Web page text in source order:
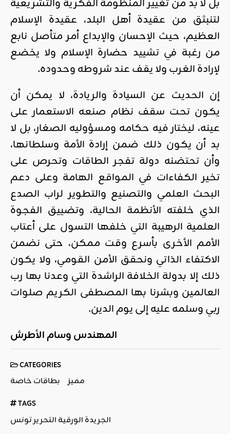
بل لا بد من تغيير المنظومة الفكرية والتشريعية
لتنبثق من عقيدة أهل البلد، عقيدة الإسلام
العظيم، حيث الإحسان والإبداع أمر متأصل نابع
من رغبة في تشييد حضارة الإسلام ولا يخضع
لإرادة الغرب ولا يقف عند شروطه وحدوده.
إن الحديث عن السيادة والريادة، لا يمكن أن
يكون تحت سقف نظام صنعه الاستعمار على
عينه، ليختار فيه حكامه ومسؤوليه الصغار، بل لا
بد أن يكون ذلك ضمن إرادة الأمة وسلطانها،
وأن تحتضنه دولة تفجر الطاقات وتحرص على
تخير الكفاءات في المواقع الهامة وعلى دعم
البحث العلمي والتصنيع والتطوير لراب الصدع
الذي خلفته الأنظمة الحالية، وتضييق الفجوة
العلمية الرهيبة التي خلفها التسول على أعتاب
الأمم الأخرى بأسرع وقت ممكن، حتى نضمن
الاكتفاء الذاتي ونحقق الأمن القومي، ولا يكون
ذلك إلا بدولة الخلافة الراشدة التي وعدنا بها رب
العالمين وبشرنا بها المصطفى الكريم صلوات
ربي وسلمه عليه إلى يوم الدين.
المهندس وسام الأطرش
CATEGORIES
بطاقات خاصة مميز
TAGS
الجريدة الورقية التحرير تونس